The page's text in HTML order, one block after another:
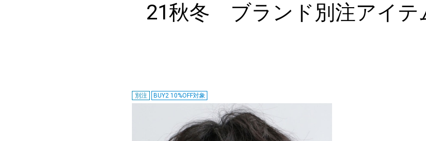
21秋冬 ブランド別注アイテ
別注 BUY2 10%OFF対象